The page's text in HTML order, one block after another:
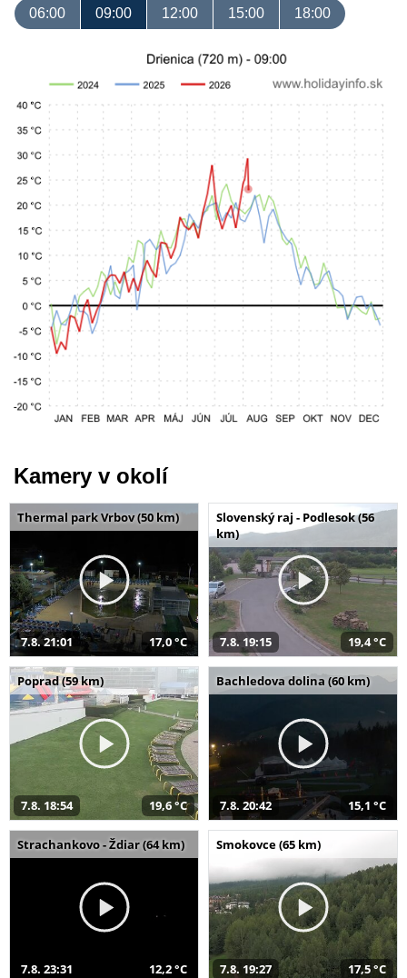
06:00 09:00 12:00 15:00 18:00
Kamery v okolí
Thermal park Vrbov (50 km)
7.8. 21:01 17,0 °C
Slovenský raj - Podlesok (56
km)
7.8. 19:15 19,4 °C
Poprad (59 km)
7.8. 18:54 19,6 °C
Bachledova dolina (60 km)
7.8. 20:42 15,1 °C
Strachankovo - Ždiar (64 km)
7.8. 23:31 12,2 °C
Smokovce (65 km)
7.8. 19:27 17,5 °C